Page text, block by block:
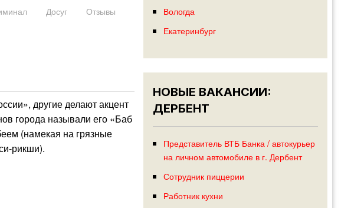
Досуг Отзывы
другие делают акцент
города называли его «Баб
(намекая на грязные
рикши).
Вологда
Екатеринбург
НОВЫЕ ВАКАНСИИ:
ДЕРБЕНТ
Представитель ВТБ Банка / автокурьер
на личном автомобиле в г. Дербент
Сотрудник пиццерии
Работник кухни